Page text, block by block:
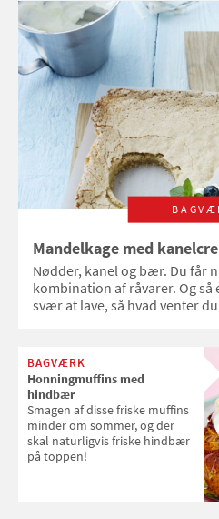
Mandelkage med
Nødder, kanel og bær. Du får
kombination af råvarer. Og så
svær at lave, så hvad venter du
BAGVÆRK
Honningmuffins med
hindbær
Smagen af disse friske muffins
minder om sommer, og der
skal naturligvis friske hindbær
på toppen!